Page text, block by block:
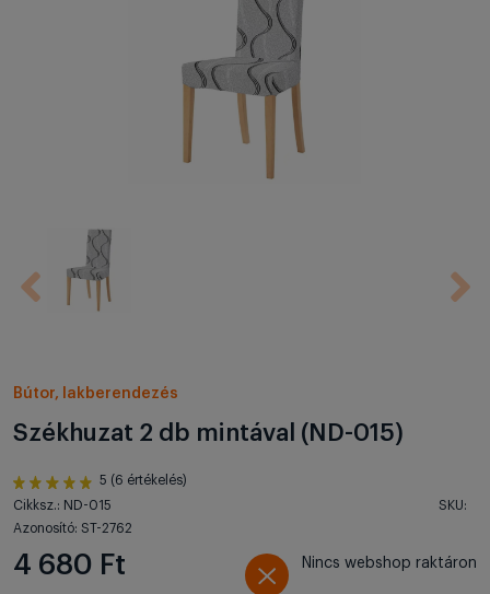
Bútor, lakberendezés
Székhuzat 2 db mintával (ND-015)
5 (6 értékelés)
Cikksz.: ND-015
SKU:
Azonosító: ST-2762
4 680 Ft Nincs webshop raktáron